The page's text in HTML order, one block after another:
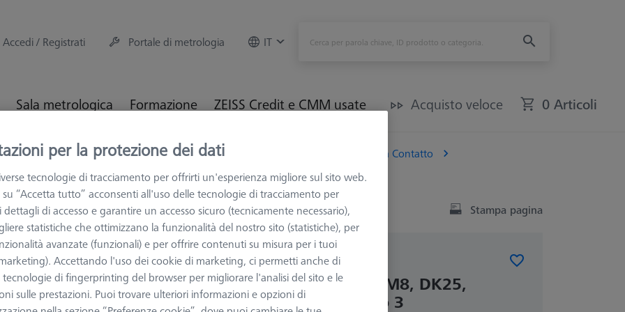
Accedi / Registrati Portale di metrologia IT
Sala metrologica Formazione ZEISS Credit e CMM usate Acquisto veloce 0 Articoli
e Ottiche Calibrazione e verifica Sfere di riferimento
Per macchine a Contatto
3
Stampa pagina
PER MACCHINE A CONTATTO
Sfera di riferimento, M8, DK25,
L38, Ceramica, Grado 3
per la protezione dei dati
tecnologie di tracciamento per offrirti un'esperienza migliore sul sito web.
su “Accetta tutto” acconsenti all'uso delle tecnologie di tracciamento per
dettagli di accesso e garantire un accesso sicuro (tecnicamente necessario),
statistiche che ottimizzano la funzionalità del nostro sito (statistiche), per
avanzate (funzionali) e per offrire contenuti su misura per i tuoi
Accettando l'uso dei cookie di marketing, ci permetti anche di
tecnologie di fingerprinting del browser per migliorare l'analisi del sito e le
sulle prestazioni. Puoi trovare ulteriori informazioni e opzioni di